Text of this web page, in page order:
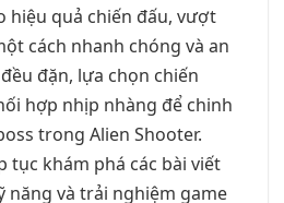
hiệu quả chiến đấu, vượt
cách nhanh chóng và an
đặn, lựa chọn chiến
hợp nhịp nhàng để chinh
trong Alien Shooter.
tục khám phá các bài viết
năng và trải nghiệm game